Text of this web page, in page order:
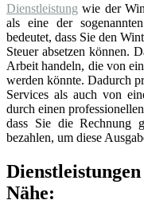
Dienstleistung wie der
als eine der
bedeutet, dass Sie den
Steuer absetzen können.
Arbeit handeln, die von
werden könnte. Dadurch
Services als auch von
durch einen professionellen
dass Sie die Rechnung
bezahlen, um diese
Nähe: